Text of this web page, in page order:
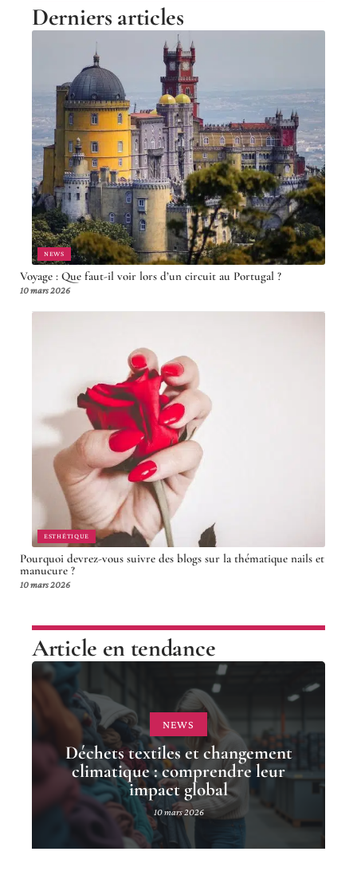
Derniers articles
NEWS
Voyage : Que faut-il voir lors d’un circuit au Portugal ?
10 mars 2026
ESTHÉTIQUE
Pourquoi devrez-vous suivre des blogs sur la thématique nails et
manucure ?
10 mars 2026
Article en tendance
NEWS
Déchets textiles et changement
climatique : comprendre leur
impact global
10 mars 2026